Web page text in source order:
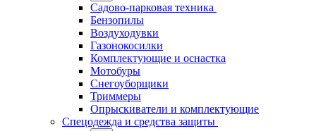
Садово-парковая техника
Бензопилы
Воздуходувки
Газонокосилки
Комплектующие и оснастка
Мотобуры
Снегоуборщики
Триммеры
Опрыскиватели и комплектующие
Спецодежда и средства защиты